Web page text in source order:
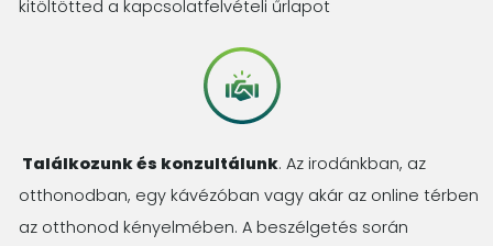
kitöltötted a kapcsolatfelvételi űrlapot
Találkozunk és konzultálunk. Az irodánkban, az
otthonodban, egy kávézóban vagy akár az online térben
az otthonod kényelmében. A beszélgetés során